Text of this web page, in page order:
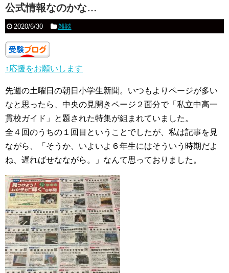
公式情報なのかな…
2020/6/30 雑談
↑応援をお願いします
先週の土曜日の朝日小学生新聞。いつもよりページが多い
なと思ったら、中央の見開きページ２面分で「私立中高一
貫校ガイド」と題された特集が組まれていました。
全４回のうちの１回目ということでしたが、私は記事を見
ながら、「そうか、いよいよ６年生にはそういう時期だよ
ね、遅ればせなながら。」なんて思っておりました。